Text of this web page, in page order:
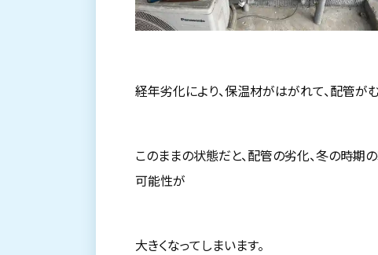
経年劣化により、保温材がはがれて、配管が
このままの状態だと、配管の劣化、冬の時期
可能性が
大きくなってしまいます。